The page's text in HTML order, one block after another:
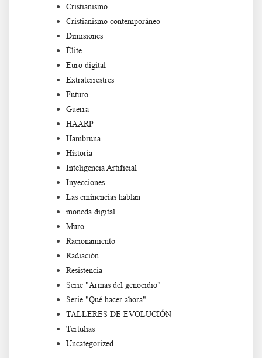
Cristianismo
Cristianismo contemporáneo
Dimisiones
Élite
Euro digital
Extraterrestres
Futuro
Guerra
HAARP
Hambruna
Historia
Inteligencia Artificial
Inyecciones
Las eminencias hablan
moneda digital
Muro
Racionamiento
Radiación
Resistencia
Serie "Armas del genocidio"
Serie "Qué hacer ahora"
TALLERES DE EVOLUCIÓN
Tertulias
Uncategorized